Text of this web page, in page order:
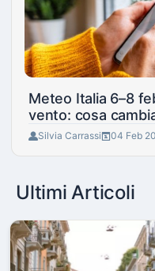
Meteo Italia 6–8
vento: cosa
Silvia Carrassi 04 Feb
Ultimi Articoli